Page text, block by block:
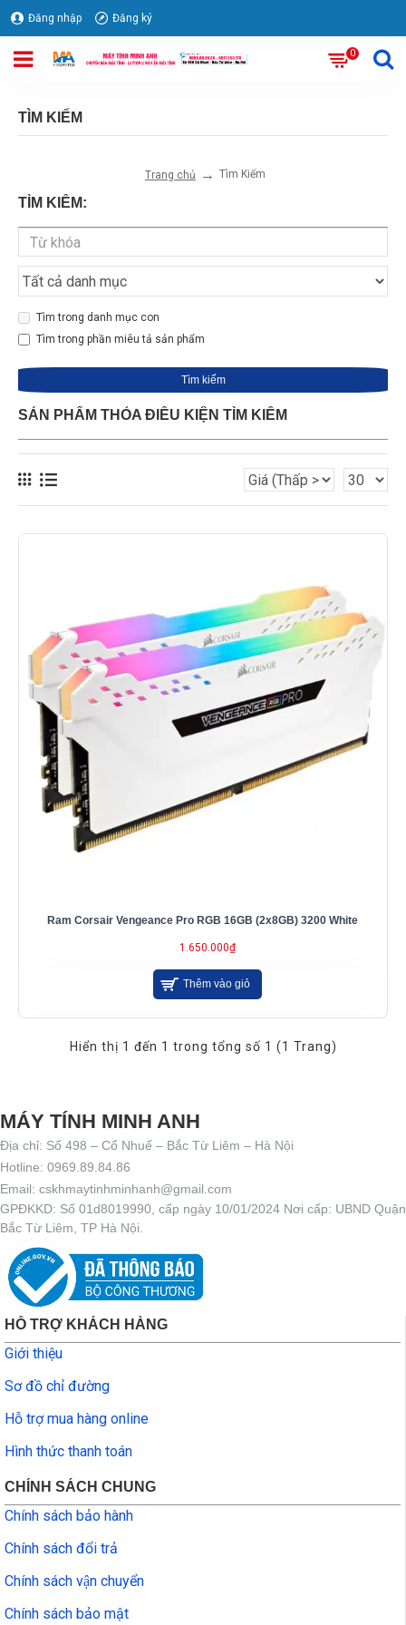
Đăng nhập Đăng ký
0
Trang chủ Tìm Kiếm
TÌM KIẾM
TÌM KIẾM:
Tìm trong danh mục con
Tìm trong phần miêu tả sản phẩm
Tìm kiếm
SẢN PHẨM THỎA ĐIỀU KIỆN TÌM KIẾM
Ram Corsair Vengeance Pro RGB 16GB (2x8GB) 3200 White
1.650.000₫
Thêm vào giỏ
Hiển thị 1 đến 1 trong tổng số 1 (1 Trang)
MÁY TÍNH MINH ANH
Địa chỉ: Số 498 – Cổ Nhuế – Bắc Từ Liêm – Hà Nội
Hotline: 0969.89.84.86
Email: cskhmaytinhminhanh@gmail.com
GPĐKKD: Số 01d8019990, cấp ngày 10/01/2024 Nơi cấp: UBND Quận
Bắc Từ Liêm, TP Hà Nội.
HỖ TRỢ KHÁCH HÀNG
Giới thiệu
Sơ đồ chỉ đường
Hỗ trợ mua hàng online
Hình thức thanh toán
CHÍNH SÁCH CHUNG
Chính sách bảo hành
Chính sách đổi trả
Chính sách vận chuyển
Chính sách bảo mật